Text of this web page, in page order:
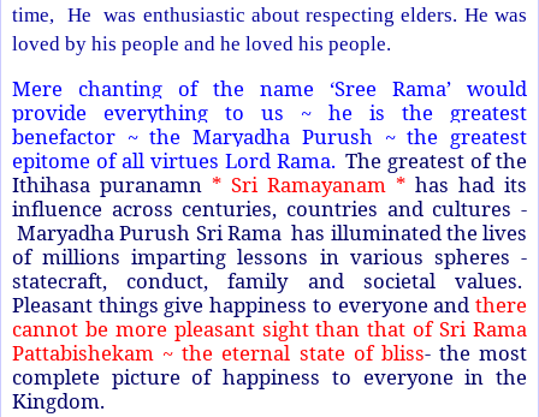
time, He was enthusiastic about respecting elders. He was
loved by his people and he loved his people.
Mere chanting of the name ‘Sree Rama’ would
provide everything to us ~ he is the greatest
benefactor ~ the Maryadha Purush ~ the greatest
epitome of all virtues Lord Rama. The greatest of the
Ithihasa puranamn * Sri Ramayanam * has had its
influence across centuries, countries and cultures -
Maryadha Purush Sri Rama has illuminated the lives
of millions imparting lessons in various spheres -
statecraft, conduct, family and societal values.
Pleasant things give happiness to everyone and there
cannot be more pleasant sight than that of Sri Rama
Pattabishekam ~ the eternal state of bliss- the most
complete picture of happiness to everyone in the
Kingdom.